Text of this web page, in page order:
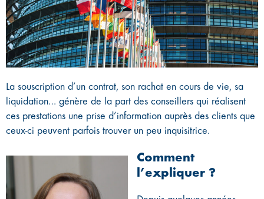
La souscription d’un contrat, son rachat en cours de vie, sa
liquidation… génère de la part des conseillers qui réalisent
ces prestations une prise d’information auprès des clients que
ceux-ci peuvent parfois trouver un peu inquisitrice.
Comment
l’expliquer ?